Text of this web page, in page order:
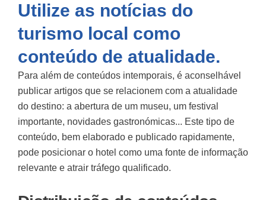
Utilize as notícias do
turismo local como
conteúdo de atualidade.
Para além de conteúdos intemporais, é aconselhável
publicar artigos que se relacionem com a atualidade
do destino: a abertura de um museu, um festival
importante, novidades gastronómicas... Este tipo de
conteúdo, bem elaborado e publicado rapidamente,
pode posicionar o hotel como uma fonte de informação
relevante e atrair tráfego qualificado.